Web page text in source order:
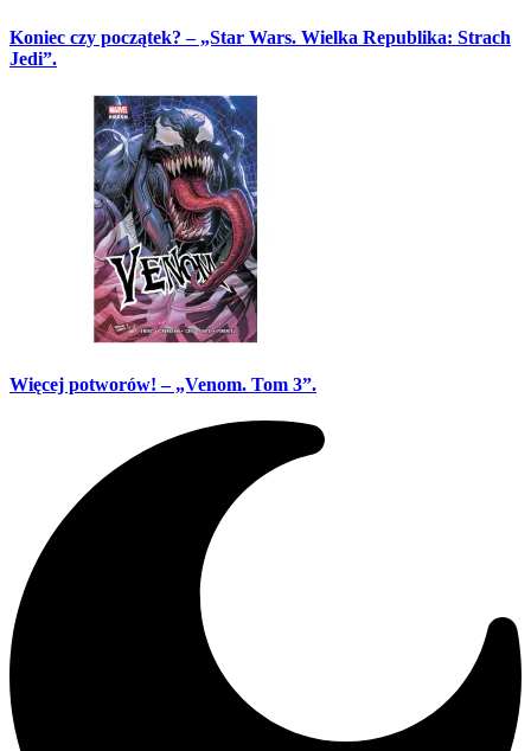
Koniec czy początek? – „Star Wars. Wielka Republika: Strach
Jedi”.
Więcej potworów! – „Venom. Tom 3”.